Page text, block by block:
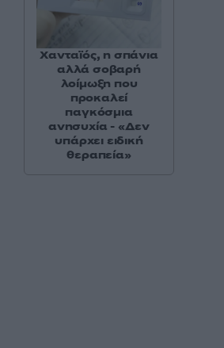
Χανταϊός, η σπάνια
αλλά σοβαρή
λοίμωξη που
προκαλεί
παγκόσμια
ανησυχία - «Δεν
υπάρχει ειδική
θεραπεία»